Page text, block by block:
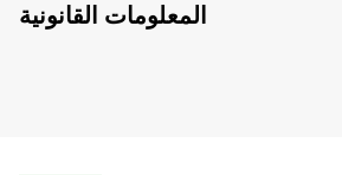
المعلومات القانونية